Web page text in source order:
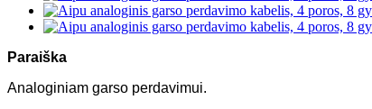
Paraiška
Analoginiam garso perdavimui.